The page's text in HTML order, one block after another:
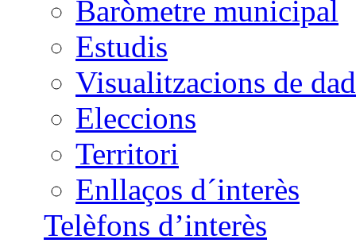
Baròmetre municipal
Estudis
Visualitzacions de
Eleccions
Territori
Enllaços d´interès
Telèfons d’interès